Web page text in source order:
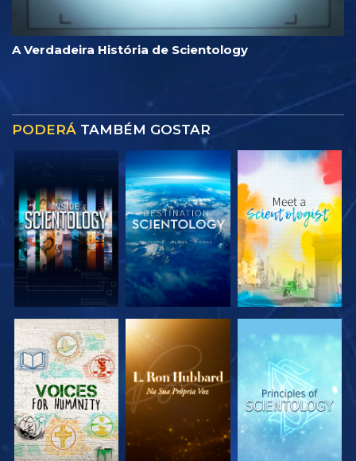
A Verdadeira História de Scientology
PODERÁ TAMBÉM GOSTAR
EXPLORAR A
SÉRIE
EXPLORAR A
SÉRIE
EXPLORAR A
SÉRIE